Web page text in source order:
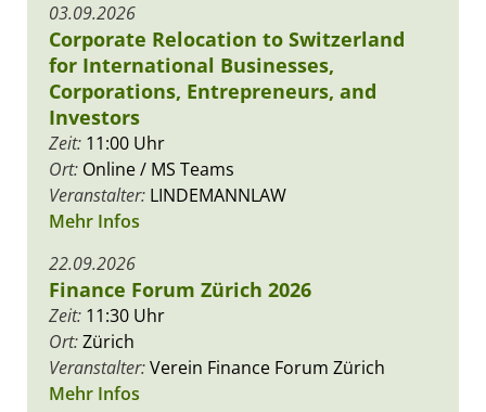
03.09.2026
Corporate Relocation to Switzerland
for International Businesses,
Corporations, Entrepreneurs, and
Investors
Zeit: 11:00 Uhr
Ort: Online / MS Teams
Veranstalter: LINDEMANNLAW
Mehr Infos
22.09.2026
Finance Forum Zürich 2026
Zeit: 11:30 Uhr
Ort:Zürich
Veranstalter:Verein Finance Forum Zürich
Mehr Infos